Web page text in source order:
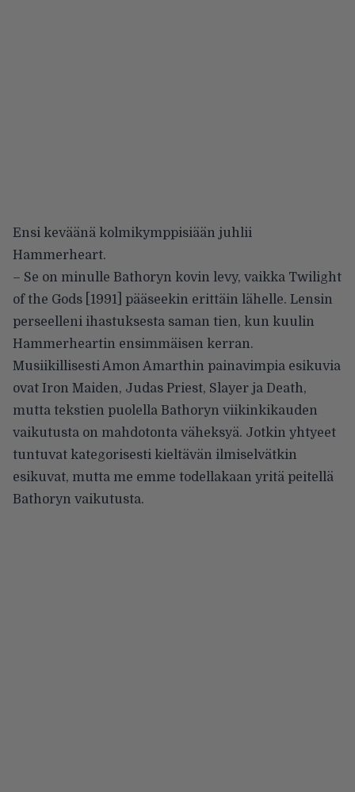
Ensi keväänä kolmikymppisiään juhlii
Hammerheart.
– Se on minulle Bathoryn kovin levy, vaikka Twilight
of the Gods [1991] pääseekin erittäin lähelle. Lensin
perseelleni ihastuksesta saman tien, kun kuulin
Hammerheartin ensimmäisen kerran.
Musiikillisesti Amon Amarthin painavimpia esikuvia
ovat Iron Maiden, Judas Priest, Slayer ja Death,
mutta tekstien puolella Bathoryn viikinkikauden
vaikutusta on mahdotonta väheksyä. Jotkin yhtyeet
tuntuvat kategorisesti kieltävän ilmiselvätkin
esikuvat, mutta me emme todellakaan yritä peitellä
Bathoryn vaikutusta.